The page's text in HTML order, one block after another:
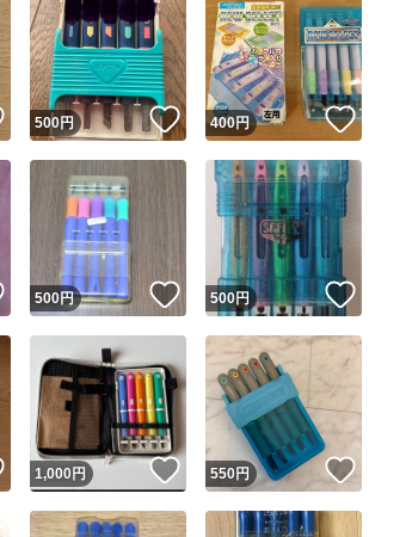
取引実績◯+ このユーザーはYahoo!フリマ
他フリマ実績◯+ このユーザーは他フリマサービ
スピード&安心発送
※このバッジは実績に基づく表示であり、発送を保証している
スピード＆安心発送
このユーザーは高頻度で24時
ます
スピード発送 このユーザーは高頻度で24時間
安心発送 このユーザーは設定した発送日
出品ページへ
キャンセル
いいね！
500円 いいね！
400円 いいね
いいね！
500円 いいね！
500円
いいね！
1,000円 いいね！
550円